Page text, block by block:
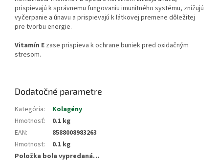
prispievajú k správnemu fungovaniu imunitného systému, znižujú
vyčerpanie a únavu a prispievajú k látkovej premene dôležitej
pre tvorbu energie.
Vitamín E zase prispieva k ochrane buniek pred oxidačným
stresom.
Dodatočné parametre
Kategória:
Kolagény
Hmotnosť:
0.1 kg
EAN:
8588008983263
Hmotnost:
0.1 kg
Položka bola vypredaná…